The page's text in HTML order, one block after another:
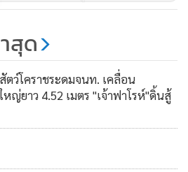
นัดบุก มข. ถามจุดยืนยังเอาสถาบัน
กษัตริย์อยู่ไหม หลังปล่อยให้เป็นที่
ซ่องสุมขบวนการล้มเจ้า
สุด
ว์โคราชระดมจนท. เคลื่อน
ญ่ยาว 4.52 เมตร "เจ้าฟาโรห์"ดิ้นสู้